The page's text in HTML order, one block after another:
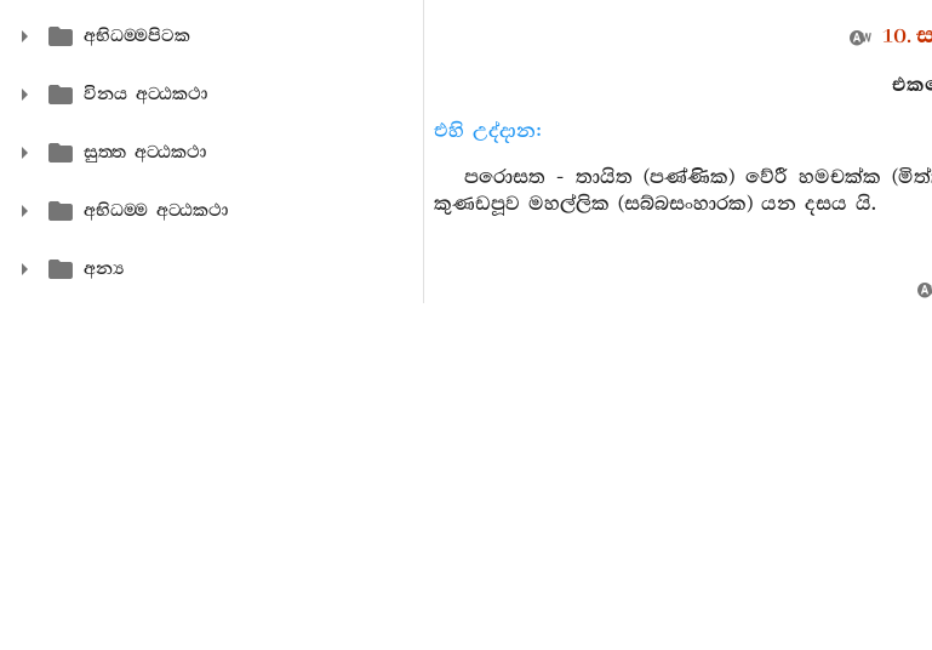
අභිධම‍්මපිටක
විනය අට‍්ඨකථා
සුත‍්ත අට‍්ඨකථා
අභිධම‍්ම අට‍්ඨකථා
අන්‍ය
10.
එහි උද්දාන:
පරොසත - තායිත (පණ්ණික) වේරී හමචක්ක
කුණඩපූව මහල්ලික (සබ්බසංහාරක) යන දසය යි.